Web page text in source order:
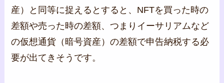
産）と同等に捉えるとすると、NFTを買った時の
差額や売った時の差額、つまりイーサリアムなど
の仮想通貨（暗号資産）の差額で申告納税する必
要が出てきそうです。